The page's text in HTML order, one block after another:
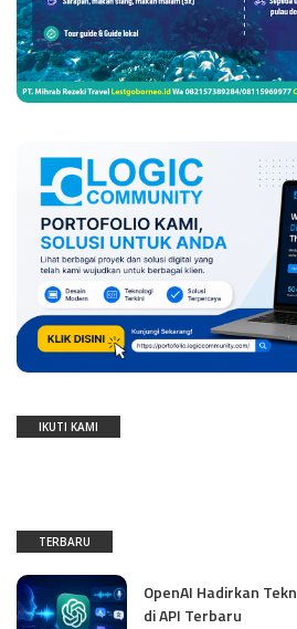
IKUTI KAMI
TERBARU
OpenAI Hadirkan
di API Terbaru